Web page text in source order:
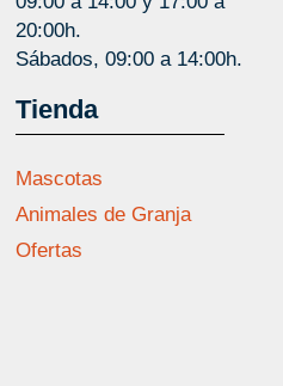
20:00h.
Sábados, 09:00 a 14:00h.
Tienda
Mascotas
Animales de Granja
Ofertas